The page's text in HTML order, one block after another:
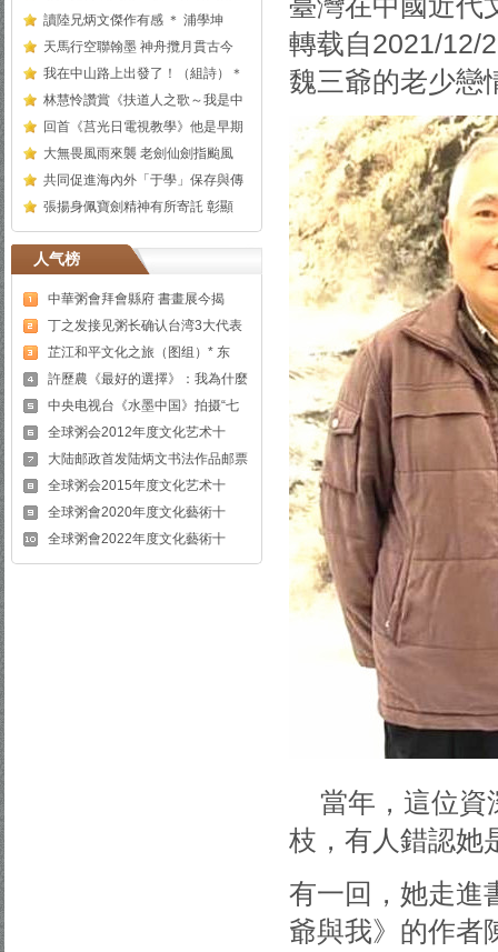
讀陸兄炳文傑作有感 ＊ 浦學坤
天馬行空聯翰墨 神舟攬月貫古今
我在中山路上出發了！（組詩）＊
林慧怜讚賞《扶道人之歌～我是中
回首《莒光日電視教學》他是早期
大無畏風雨來襲 老劍仙劍指颱風
共同促進海內外「于學」保存與傳
張揚身佩寶劍精神有所寄託 彰顯
人气榜
中華粥會拜會縣府 書畫展今揭
丁之发接见粥长确认台湾3大代表
芷江和平文化之旅（图组）* 东
許歷農《最好的選擇》：我為什麼
中央电视台《水墨中国》拍摄“七
全球粥会2012年度文化艺术十
大陆邮政首发陆炳文书法作品邮票
全球粥会2015年度文化艺术十
全球粥會2020年度文化藝術十
全球粥會2022年度文化藝術十
轉载自2021/12/
魏三爺的老少戀
當年，這位資
枝，有人錯認她
有一回，她走進
爺與我》的作者